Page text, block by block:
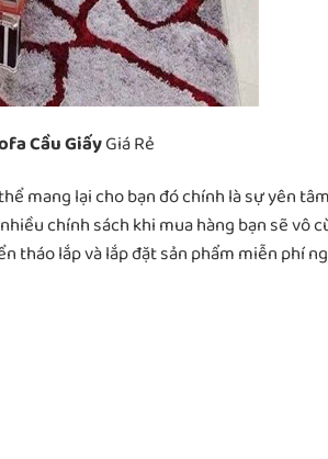
Cầu GiấyGiá Rẻ
mang lại cho bạn đó chính là sự yên
chính sách khi mua hàng bạn sẽ vô
tháo lắp và lắp đặt sản phẩm miễn phí